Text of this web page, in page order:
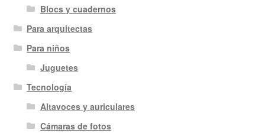
Blocs y cuadernos
Para arquitectas
Para niños
Juguetes
Tecnología
Altavoces y auriculares
Cámaras de fotos